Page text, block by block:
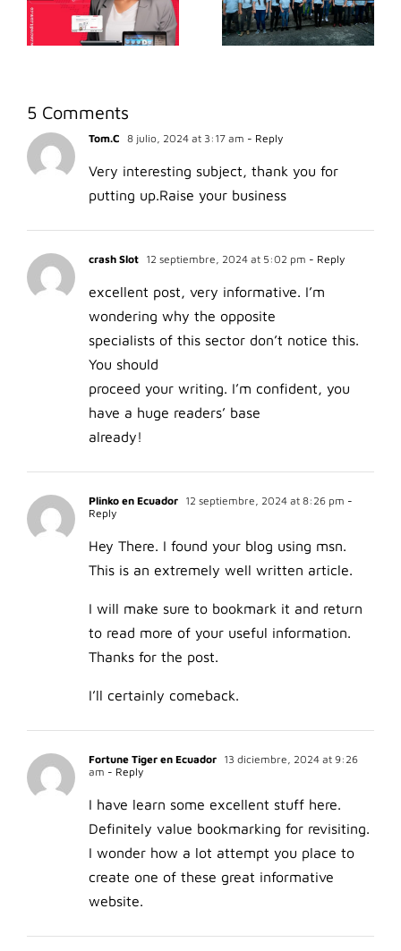
5 Comments
Tom.C 8 julio, 2024 at 3:17 am - Reply
Very interesting subject, thank you for
putting up. Raise your business
crash Slot 12 septiembre, 2024 at 5:02 pm - Reply
excellent post, very informative. I’m
wondering why the opposite
specialists of this sector don’t notice this.
You should
proceed your writing. I’m confident, you
have a huge readers’ base
already!
Plinko en Ecuador 12 septiembre, 2024 at 8:26 pm -
Reply
Hey There. I found your blog using msn.
This is an extremely well written article.
I will make sure to bookmark it and return
to read more of your useful information.
Thanks for the post.
I’ll certainly comeback.
Fortune Tiger en Ecuador 13 diciembre, 2024 at 9:26
am - Reply
I have learn some excellent stuff here.
Definitely value bookmarking for revisiting.
I wonder how a lot attempt you place to
create one of these great informative
website.